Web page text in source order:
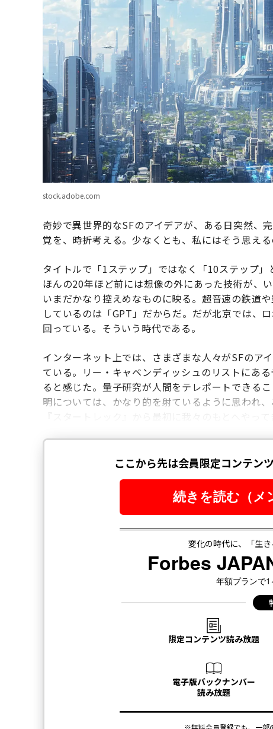
stock.adobe.com
奇妙で異世界的なSFのアイデアが、ある日突然、
覚を、時折考える。少なくとも、私にはそう思える
タイトルで「1ステップ」ではなく「10ステップ
ほんの20年ほど前には想像の外にあった技術が、
いまだかなり控えめなものに映る。超音速の鉄道
しているのは「GPT」だからだ。だが北京では、
回っている。そういう時代である。
インターネット上では、さまざまな人々がSFのア
ている。リー・キャベンディッシュのリストにあ
ると感じた。量子研究が人間をテレポートできる
明については、かなり的を射ているように思われ